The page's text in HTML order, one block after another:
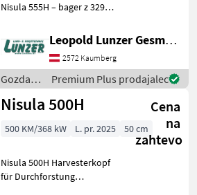
Nisula 555H – bager z 329
dolžino pogona 3590 mm in
širino 2, 6 m s 600 mm
trikotnimi talnimi ploščami,
2, 7 m lopato,
Leopold Lunzer GesmbH
2572 Kaumberg
Gozdarska
in
lesarska
/ Nisula
Premium Plus prodajalec
Nisula 500H
Cena
na
zahtevo
500 KM/368 kW L. pr. 2025 50 cm
Nisula 500H Harvesterkopf
für Durchforstung